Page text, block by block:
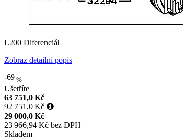
L200 Diferenciál
Zobraz detailní popis
-69 %
Ušetříte
63 751,0 Kč
92 751,0 Kč
29 000,0 Kč
23 966,94 Kč bez DPH
Skladem